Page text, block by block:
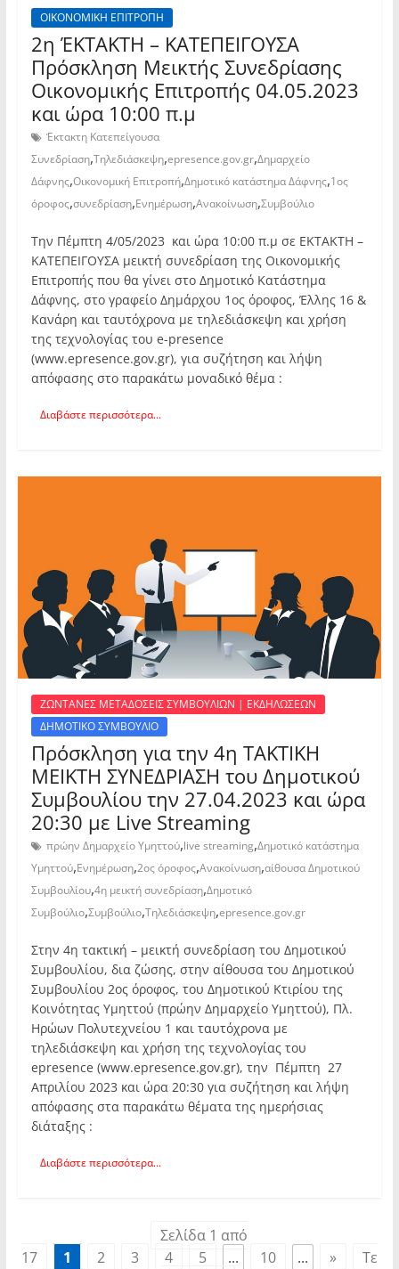
ΟΙΚΟΝΟΜΙΚΗ ΕΠΙΤΡΟΠΗ
2η ΈΚΤΑΚΤΗ – ΚΑΤΕΠΕΙΓΟΥΣΑ
Πρόσκληση Μεικτής Συνεδρίασης
Οικονομικής Επιτροπής 04.05.2023
και ώρα 10:00 π.μ
Έκτακτη Κατεπείγουσα
Συνεδρίαση,Τηλεδιάσκεψη,epresence.gov.gr,Δημαρχείο
Δάφνης,Οικονομική Επιτροπή,Δημοτικό κατάστημα Δάφνης,1ος
όροφος,συνεδρίαση,Ενημέρωση,Ανακοίνωση,Συμβούλιο
Την Πέμπτη 4/05/2023 και ώρα 10:00 π.μ σε ΕΚΤΑΚΤΗ –
ΚΑΤΕΠΕΙΓΟΥΣΑ μεικτή συνεδρίαση της Οικονομικής
Επιτροπής που θα γίνει στο Δημοτικό Κατάστημα
Δάφνης, στο γραφείο Δημάρχου 1ος όροφος, Έλλης 16 &
Κανάρη και ταυτόχρονα με τηλεδιάσκεψη και χρήση
της τεχνολογίας του e-presence
(www.epresence.gov.gr), για συζήτηση και λήψη
απόφασης στο παρακάτω μοναδικό θέμα :
Διαβάστε περισσότερα...
ΖΩΝΤΑΝΕΣ ΜΕΤΑΔΟΣΕΙΣ ΣΥΜΒΟΥΛΙΩΝ | ΕΚΔΗΛΩΣΕΩΝ
ΔΗΜΟΤΙΚΟ ΣΥΜΒΟΥΛΙΟ
Πρόσκληση για την 4η ΤΑΚΤΙΚΗ
ΜΕΙΚΤΗ ΣΥΝΕΔΡΙΑΣΗ του Δημοτικού
Συμβουλίου την 27.04.2023 και ώρα
20:30 με Live Streaming
πρώην Δημαρχείο Υμηττού,live streaming,Δημοτικό κατάστημα
Υμηττού,Ενημέρωση,2ος όροφος,Ανακοίνωση,αίθουσα Δημοτικού
Συμβουλίου,4η μεικτή συνεδρίαση,Δημοτικό
Συμβούλιο,Συμβούλιο,Τηλεδιάσκεψη,epresence.gov.gr
Στην 4η τακτική – μεικτή συνεδρίαση του Δημοτικού
Συμβουλίου, δια ζώσης, στην αίθουσα του Δημοτικού
Συμβουλίου 2ος όροφος, του Δημοτικού Κτιρίου της
Κοινότητας Υμηττού (πρώην Δημαρχείο Υμηττού), Πλ.
Ηρώων Πολυτεχνείου 1 και ταυτόχρονα με
τηλεδιάσκεψη και χρήση της τεχνολογίας του
epresence (www.epresence.gov.gr), την Πέμπτη 27
Απριλίου 2023 και ώρα 20:30 για συζήτηση και λήψη
απόφασης στα παρακάτω θέματα της ημερήσιας
διάταξης :
Διαβάστε περισσότερα...
Σελίδα 1 από
17
1 2 3 4 5 ... 10 ... »
Τε